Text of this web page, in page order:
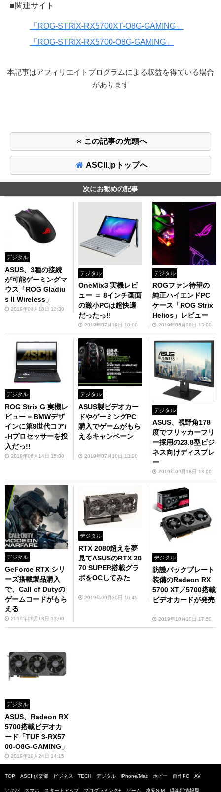
■関連サイト
「ROG-STRIX-RX5700XT-O8G-GAMING」
「ROG-STRIX-RX5700-O8G-GAMING」
本記事はアフィリエイトプログラムによる収益を得ている場合
があります
この記事の先頭へ
ASCII.jpトップへ
次にお勧めの記事
デジタル
ASUS、3種の接続
が可能ゲーミングマ
ウス「ROG Gladiu
s II Wireless」
2019年04月18日 13:30
デジタル
OneMix3 実機レビ
ュー ＝ 8インチ画面
の激小PCは超快適
だったっ!!
2019年07月19日 10:00
デジタル
ROGファン待望の
純正ハイエンドPC
ケース「ROG Strix
Helios」レビュー
2019年06月28日 13:00
デジタル
ROG Strix G 実機レ
ビュー = BMWデザ
インに第9世代コアi
-Hプロセッサーを投
入だっ!!
2019年06月14日 15:00
デジタル
ASUS製ビデオカー
ドやゲーミングPC
購入でゲームがもら
えるキャンペーン
2019年07月10日 13:20
デジタル
ASUS、視野角178
度でフリッカーフリ
ー採用の23.8型ビジ
ネス向けディスプレ
ー
2019年09月18日 13:00
デジタル
GeForce RTX シリ
ーズ搭載製品購入
で、Call of Dutyの
ゲームコードがもら
える
2019年09月18日 13:00
デジタル
RTX 2080超えを夢
見てASUSのRTX 20
70 SUPER搭載グラ
ボをOCしてみた
2019年09月30日 16:45
デジタル
防護バックプレート
装備のRadeon RX
5700 XT／5700搭載
ビデオカードが発売
2019年10月10日 17:50
デジタル
ASUS、Radeon RX
5700搭載ビデオカ
ード「TUF 3-RX57
00-O8G-GAMING」
2019年10月24日 14:15
TOP ASCII倶楽部 ビジネス TECH デジタル iPhone/Mac ホビー 自作PC AV
アキバ スマホ スタートアップ プログラミング+ ゲーム 格安SIM 倶楽部情報局